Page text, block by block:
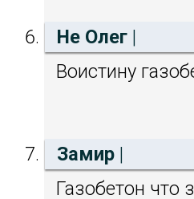
Не Олег |
Воистину
Замир |
Газобетон что